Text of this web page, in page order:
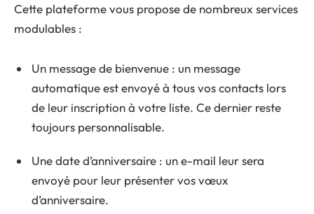
Cette plateforme vous propose de nombreux services
modulables :
Un message de bienvenue : un message
automatique est envoyé à tous vos contacts lors
de leur inscription à votre liste. Ce dernier reste
toujours personnalisable.
Une date d’anniversaire : un e-mail leur sera
envoyé pour leur présenter vos vœux
d’anniversaire.